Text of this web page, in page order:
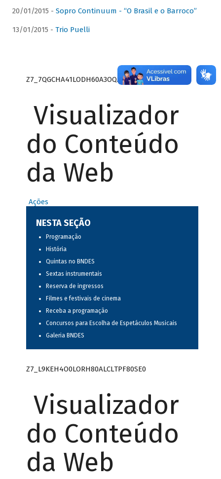
20/01/2015 - Sopro Continuum - “O Brasil e o Barroco”
13/01/2015 - Trio Puelli
Z7_7QGCHA41LODH60A3OQA8RN1415
Visualizador
do Conteúdo
da Web
Ações
NESTA SEÇÃO
Programação
História
Quintas no BNDES
Sextas instrumentais
Reserva de ingressos
Filmes e festivais de cinema
Receba a programação
Concursos para Escolha de Espetáculos Musicais
Galeria BNDES
Z7_L9KEH4O0LORH80ALCLTPF80SE0
Visualizador
do Conteúdo
da Web